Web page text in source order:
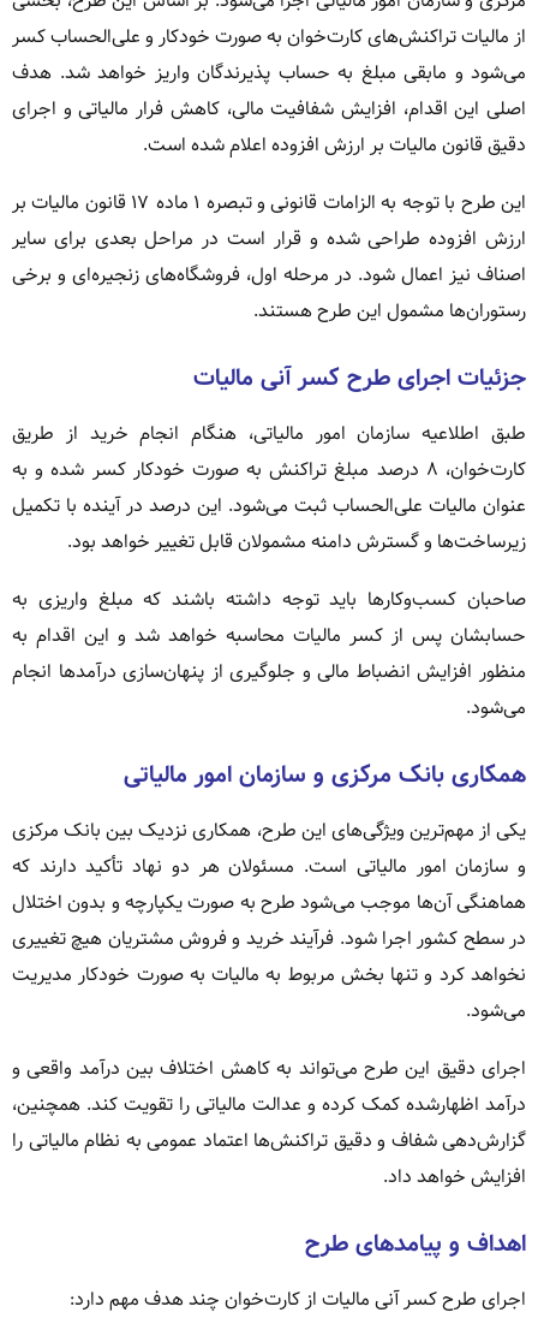
از مالیات تراکنش‌های کارت‌خوان به صورت خودکار و علی‌الحساب کسر
می‌شود و مابقی مبلغ به حساب پذیرندگان واریز خواهد شد. هدف
اصلی این اقدام، افزایش شفافیت مالی، کاهش فرار مالیاتی و اجرای
دقیق قانون مالیات بر ارزش افزوده اعلام شده است.
این طرح با توجه به الزامات قانونی و تبصره ۱ ماده ۱۷ قانون مالیات بر
ارزش افزوده طراحی شده و قرار است در مراحل بعدی برای سایر
اصناف نیز اعمال شود. در مرحله اول، فروشگاه‌های زنجیره‌ای و برخی
رستوران‌ها مشمول این طرح هستند.
جزئیات اجرای طرح کسر آنی مالیات
طبق اطلاعیه سازمان امور مالیاتی، هنگام انجام خرید از طریق
کارت‌خوان، ۸ درصد مبلغ تراکنش به صورت خودکار کسر شده و به
عنوان مالیات علی‌الحساب ثبت می‌شود. این درصد در آینده با تکمیل
زیرساخت‌ها و گسترش دامنه مشمولان قابل تغییر خواهد بود.
صاحبان کسب‌وکارها باید توجه داشته باشند که مبلغ واریزی به
حسابشان پس از کسر مالیات محاسبه خواهد شد و این اقدام به
منظور افزایش انضباط مالی و جلوگیری از پنهان‌سازی درآمدها انجام
می‌شود.
همکاری بانک مرکزی و سازمان امور مالیاتی
یکی از مهم‌ترین ویژگی‌های این طرح، همکاری نزدیک بین بانک مرکزی
و سازمان امور مالیاتی است. مسئولان هر دو نهاد تأکید دارند که
هماهنگی آن‌ها موجب می‌شود طرح به صورت یکپارچه و بدون اختلال
در سطح کشور اجرا شود. فرآیند خرید و فروش مشتریان هیچ تغییری
نخواهد کرد و تنها بخش مربوط به مالیات به صورت خودکار مدیریت
می‌شود.
اجرای دقیق این طرح می‌تواند به کاهش اختلاف بین درآمد واقعی و
درآمد اظهارشده کمک کرده و عدالت مالیاتی را تقویت کند. همچنین،
گزارش‌دهی شفاف و دقیق تراکنش‌ها اعتماد عمومی به نظام مالیاتی را
افزایش خواهد داد.
اهداف و پیامدهای طرح
اجرای طرح کسر آنی مالیات از کارت‌خوان چند هدف مهم دارد: